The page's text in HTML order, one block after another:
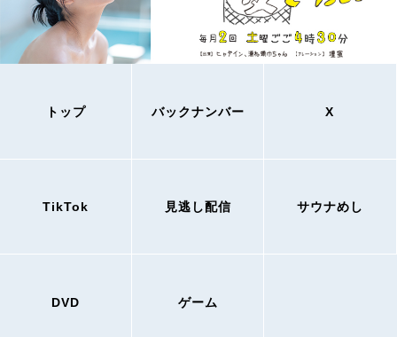
トップ バックナンバー X
TikTok 見逃し配信 サウナめし
DVD ゲーム